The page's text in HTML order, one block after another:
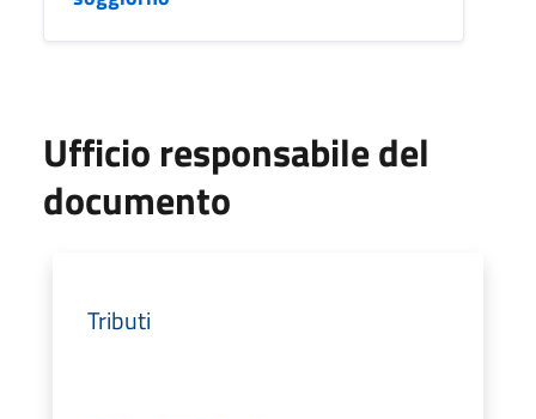
Ufficio responsabile del
documento
Tributi